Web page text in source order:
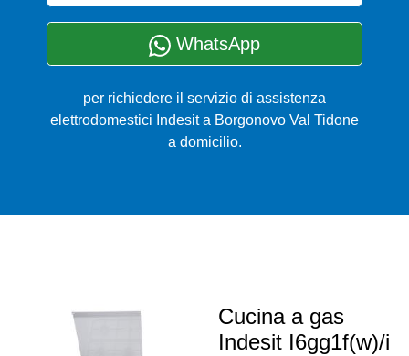
WhatsApp
per richiedere il servizio di assistenza
elettrodomestici Indesit a Borgonovo Val Tidone
a domicilio.
Cucina a gas
Indesit I6gg1f(w)/i